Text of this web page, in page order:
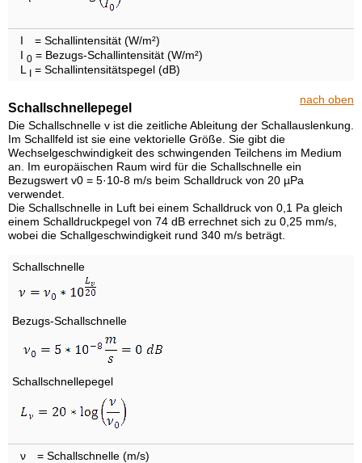
I
= Schallintensität (W/m²)
I 0 = Bezugs-Schallintensität (W/m²)
L
= Schallintensitätspegel (dB)
nach oben
Schallschnellepegel
Die Schallschnelle v ist die zeitliche Ableitung der Schallauslenkung.
Im Schallfeld ist sie eine vektorielle Größe. Sie gibt die
Wechselgeschwindigkeit des schwingenden Teilchens im Medium
an. Im europäischen Raum wird für die Schallschnelle ein
Bezugswert v0 = 5·10-8 m/s beim Schalldruck von 20 µPa
verwendet.
Die Schallschnelle in Luft bei einem Schalldruck von 0,1 Pa gleich
einem Schalldruckpegel von 74 dB errechnet sich zu 0,25 mm/s,
wobei die Schallgeschwindigkeit rund 340 m/s beträgt.
Schallschnelle
Bezugs-Schallschnelle
Schallschnellepegel
ν
= Schallschnelle (m/s)